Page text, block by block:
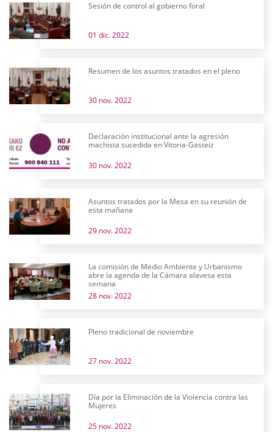
Sesión de control al gobierno foral
01 dic. 2022
Resumen de los asuntos tratados en el pleno
30 nov. 2022
Declaración institucional ante la agresión
machista sucedida en Vitoria-Gasteiz
30 nov. 2022
Asuntos tratados por la Mesa en su reunión de
esta mañana
29 nov. 2022
La comisión de Medio Ambiente y Urbanismo
abre la agenda de la Cámara alavesa esta
semana
28 nov. 2022
Pleno tradicional de noviembre
27 nov. 2022
Día por la Eliminación de la Violencia contra las
Mujeres
25 nov. 2022